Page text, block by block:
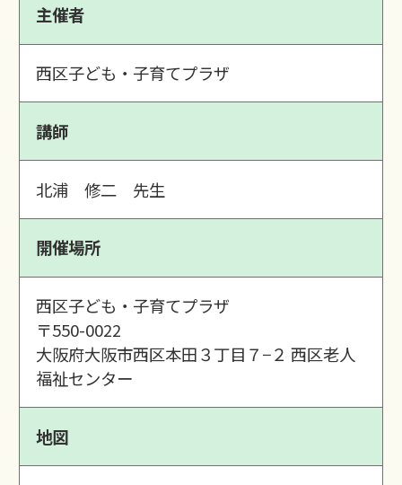
主催者
西区子ども・子育てプラザ
講師
北浦 修二 先生
開催場所
西区子ども・子育てプラザ
〒550-0022
大阪府大阪市西区本田３丁目７−２ 西区老人
福祉センター
地図